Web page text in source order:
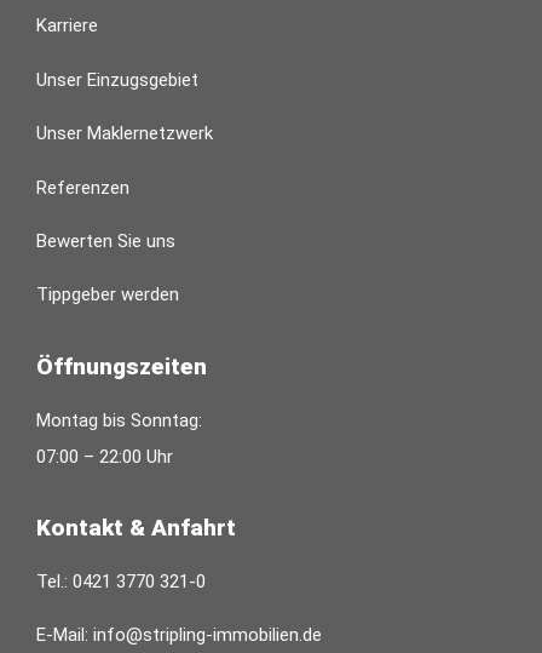
Karriere
Unser Einzugsgebiet
Unser Maklernetzwerk
Referenzen
Bewerten Sie uns
Tippgeber werden
Öffnungszeiten
Montag bis Sonntag:
07:00 – 22:00 Uhr
Kontakt & Anfahrt
Tel.: 0421 3770 321-0
E-Mail: info@stripling-immobilien.de